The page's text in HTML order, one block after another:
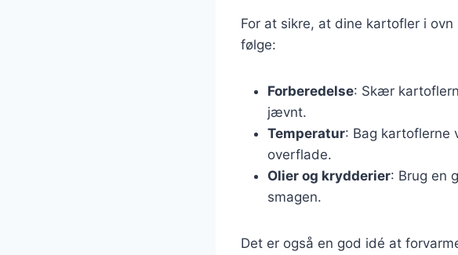
For at sikre, at dine kartofler i
følge:
Forberedelse: Skær
jævnt.
Temperatur: Bag kartoflerne
overflade.
Olier og krydderier: Brug en
smagen.
Det er også en god idé at